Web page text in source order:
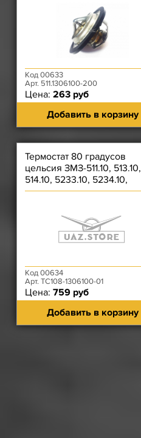
Код 00633
Арт. 511.1306100-200
Цена: 263 руб
Добавить в корзину
Термостат 80 градусов
цельсия ЗМЗ-511.10, 513.10,
514.10, 5233.10, 5234.10,
5231.10, 52342.10
Код 00634
Арт. ТС108-1306100-01
Цена: 759 руб
Добавить в корзину